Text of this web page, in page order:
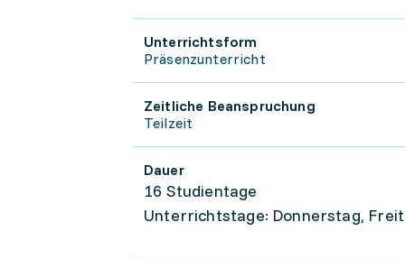
Unterrichtsform
Präsenzunterricht
Zeitliche Beanspruchung
Teilzeit
Dauer
16 Studientage
Unterrichtstage: Donnerstag,